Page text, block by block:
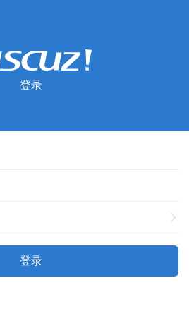
登录
登录